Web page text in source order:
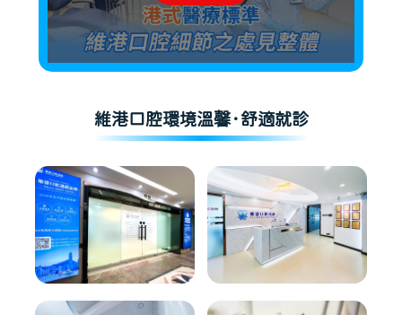
維港口腔環境溫馨·舒適就診